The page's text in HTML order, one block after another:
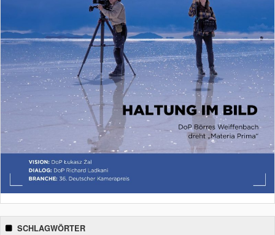
SCHLAGWÖRTER